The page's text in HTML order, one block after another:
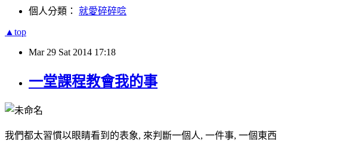
個人分類： 就愛碎碎唸
▲top
Mar 29 Sat 2014 17:18
一堂課程教會我的事
我們都太習慣以眼睛看到的表象, 來判斷一個人, 一件事, 一個東西